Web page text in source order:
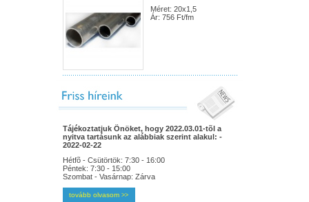
Méret: 20x1,5
Ár: 756 Ft/fm
Tájékoztatjuk Önöket, hogy 2022.03.01-tõl a
nyitva tartásunk az alábbiak szerint alakul: -
2022-02-22
Hétfõ - Csütörtök: 7:30 - 16:00
Péntek: 7:30 - 15:00
Szombat - Vasárnap: Zárva
tovább olvasom >>